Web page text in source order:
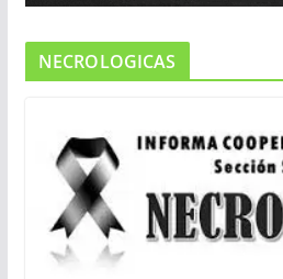
NECROLOGICAS